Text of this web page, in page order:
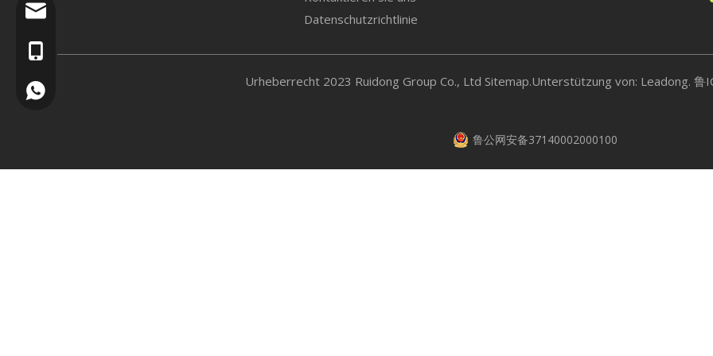
Fan-Coil-Einheit
Brandschutzklappe
Wärmetauscher
+86-15505345921
Datenschutzrichtlinie
​Urheberrecht 2023 Ruidong Group Co., Ltd Sitemap.Unterstützung von: Leadong. 鲁
鲁公网安备37140002000100